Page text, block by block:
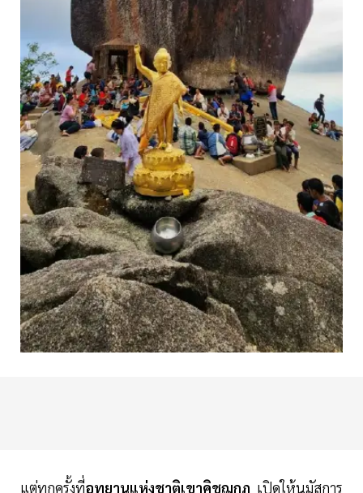
แต่ทุกครั้งที่อุทยานแห่งชาติเขาคิชฌกูฏ เปิดให้นมัสการ